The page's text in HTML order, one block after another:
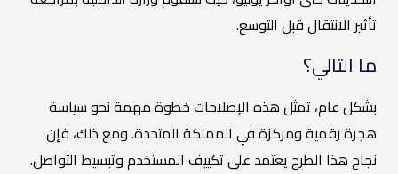
تأثير الانتقال قبل التوسع.
ما التالي؟
بشكل عام، تمثل هذه الإصلاحات خطوة مهمة نحو سياسة
هجرة رقمية ومركزة في المملكة المتحدة. ومع ذلك، فإن
نجاح هذا الطرح يعتمد على تكييف المستخدم وتبسيط التواصل.